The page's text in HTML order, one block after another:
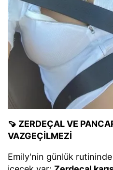
🍠 ZERDEÇAL VE
VAZGEÇİLMEZİ
Emily'nin günlük